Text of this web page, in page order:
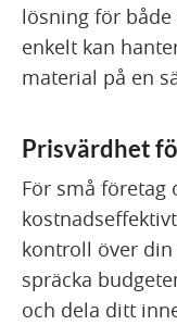
lösning för
enkelt kan
material på en
Prisvärdhet
För små företag
kontroll över
spräcka
och dela ditt